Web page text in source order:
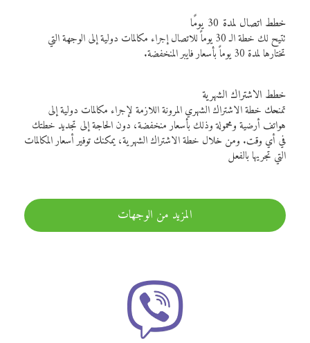
خطط اتصال لمدة 30 يومًا
تتيح لك خطة الـ 30 يوماً للاتصال إجراء مكالمات دولية إلى الوجهة التي
تختارها لمدة 30 يوماً بأسعار فايبر المنخفضة.
خطط الاشتراك الشهرية
تمنحك خطة الاشتراك الشهري المرونة اللازمة لإجراء مكالمات دولية إلى
هواتف أرضية ومحمولة وذلك بأسعار منخفضة، دون الحاجة إلى تجديد خطتك
في أي وقت. ومن خلال خطة الاشتراك الشهرية، يمكنك توفير أسعار المكالمات
التي تجريها بالفعل
المزيد من الوجهات